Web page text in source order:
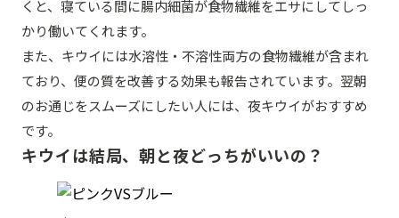
くと、寝ている間に腸内細菌が食物繊維をエサにしてしっ
かり働いてくれます。
また、キウイには水溶性・不溶性両方の食物繊維が含まれ
ており、便の質を改善する効果も報告されています。翌朝
のお通じをスムーズにしたい人には、夜キウイがおすすめ
です。
キウイは結局、朝と夜どっちがいいの？